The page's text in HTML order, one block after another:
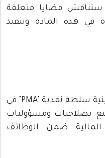
ستناقش قضايا متعلقة
في هذه المادة وتنفيذ
1/أ- ستنشئ السلطة الفلسطينية سلطة نقدية "PMA" في
بصلاحيات ومسؤوليات
المالية ضمن الوظائف